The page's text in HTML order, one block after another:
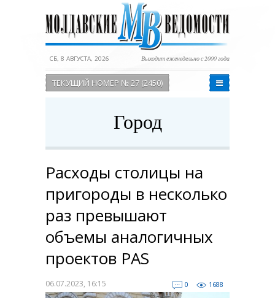
СБ, 8 АВГУСТА, 2026 Выходит еженедельно с 2000 года
ТЕКУЩИЙ НОМЕР № 27 (2450)
Город
Расходы столицы на
пригороды в несколько
раз превышают
объемы аналогичных
проектов РAS
06.07.2023, 16:15 0 1688